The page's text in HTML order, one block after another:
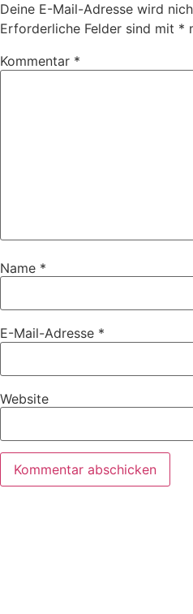
Deine E-Mail-Adresse wird
Erforderliche Felder sind mit *
Kommentar *
Name *
E-Mail-Adresse *
Website